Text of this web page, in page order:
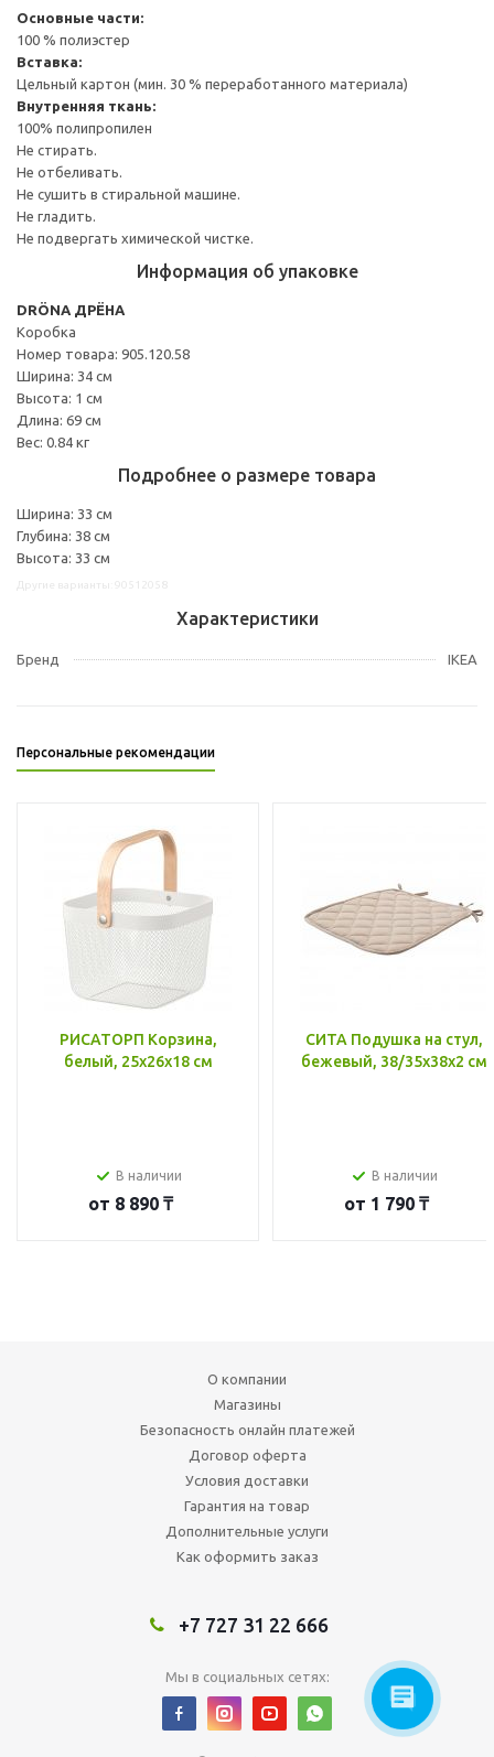
Основные части:
100 % полиэстер
Вставка:
Цельный картон (мин. 30 % переработанного материала)
Внутренняя ткань:
100% полипропилен
Не стирать.
Не отбеливать.
Не сушить в стиральной машине.
Не гладить.
Не подвергать химической чистке.
Информация об упаковке
DRÖNA ДРЁНА
Коробка
Номер товара: 905.120.58
Ширина: 34 см
Высота: 1 см
Длина: 69 см
Вес: 0.84 кг
Подробнее о размере товара
Ширина: 33 см
Глубина: 38 см
Высота: 33 см
Характеристики
Бренд IKEA
Персональные рекомендации
РИСАТОРП Корзина,
белый, 25x26x18 см
В наличии
от 8 890 ₸
СИТА Подушка на стул,
бежевый, 38/35x38x2 см
В наличии
от 1 790 ₸
О компании
Магазины
Безопасность онлайн платежей
Договор оферта
Условия доставки
Гарантия на товар
Дополнительные услуги
Как оформить заказ
+7 727 31 22 666
Мы в социальных сетях: